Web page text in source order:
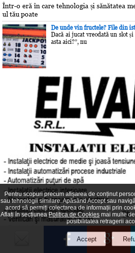
Într-o eră în care tehnologia și sănătatea
ul tău poate
De unde vin fructele? File din
Dacă ai jucat vreodată un slot
asta aici?”, nu
Pentru scopuri precum afișarea de conținut
sau tehnologii similare. Apăsând Accept sau
acord să permiți colectarea de informații prin
Aflați în secțiuneaPolitica de Cookies mai multe
posibilitatea retragerii